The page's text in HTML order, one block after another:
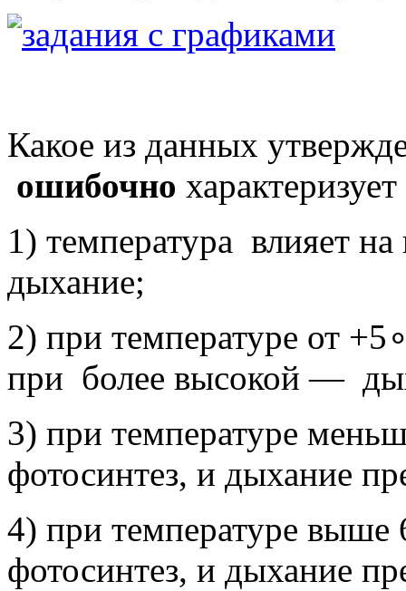
Какое из данных
ошибочно
1) температура влияет
дыхание;
2) при температуре от
при более высокой —
3) при температуре
фотосинтез, и дыхание
4) при температуре
фотосинтез, и дыхание